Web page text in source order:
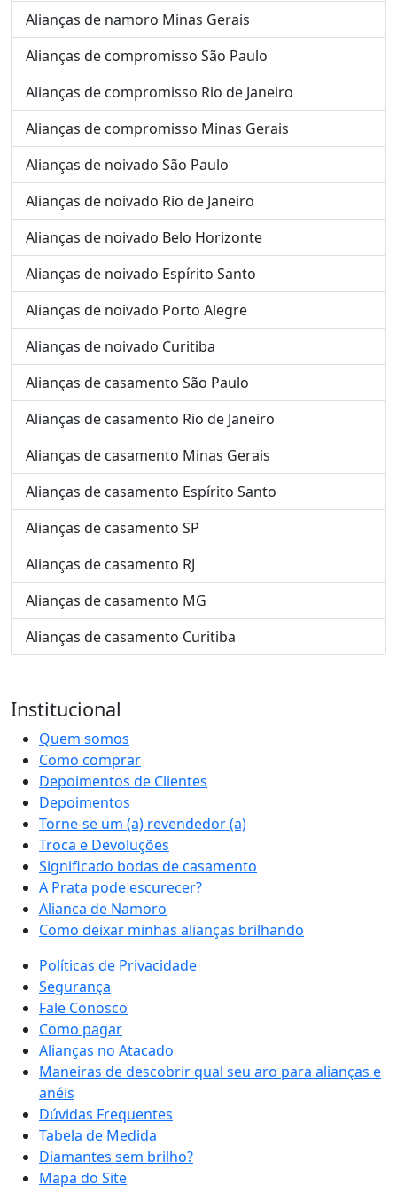
Alianças de namoro Minas Gerais
Alianças de compromisso São Paulo
Alianças de compromisso Rio de Janeiro
Alianças de compromisso Minas Gerais
Alianças de noivado São Paulo
Alianças de noivado Rio de Janeiro
Alianças de noivado Belo Horizonte
Alianças de noivado Espírito Santo
Alianças de noivado Porto Alegre
Alianças de noivado Curitiba
Alianças de casamento São Paulo
Alianças de casamento Rio de Janeiro
Alianças de casamento Minas Gerais
Alianças de casamento Espírito Santo
Alianças de casamento SP
Alianças de casamento RJ
Alianças de casamento MG
Alianças de casamento Curitiba
Institucional
Quem somos
Como comprar
Depoimentos de Clientes
Depoimentos
Torne-se um (a) revendedor (a)
Troca e Devoluções
Significado bodas de casamento
A Prata pode escurecer?
Alianca de Namoro
Como deixar minhas alianças brilhando
Políticas de Privacidade
Segurança
Fale Conosco
Como pagar
Alianças no Atacado
Maneiras de descobrir qual seu aro para alianças e
anéis
Dúvidas Frequentes
Tabela de Medida
Diamantes sem brilho?
Mapa do Site